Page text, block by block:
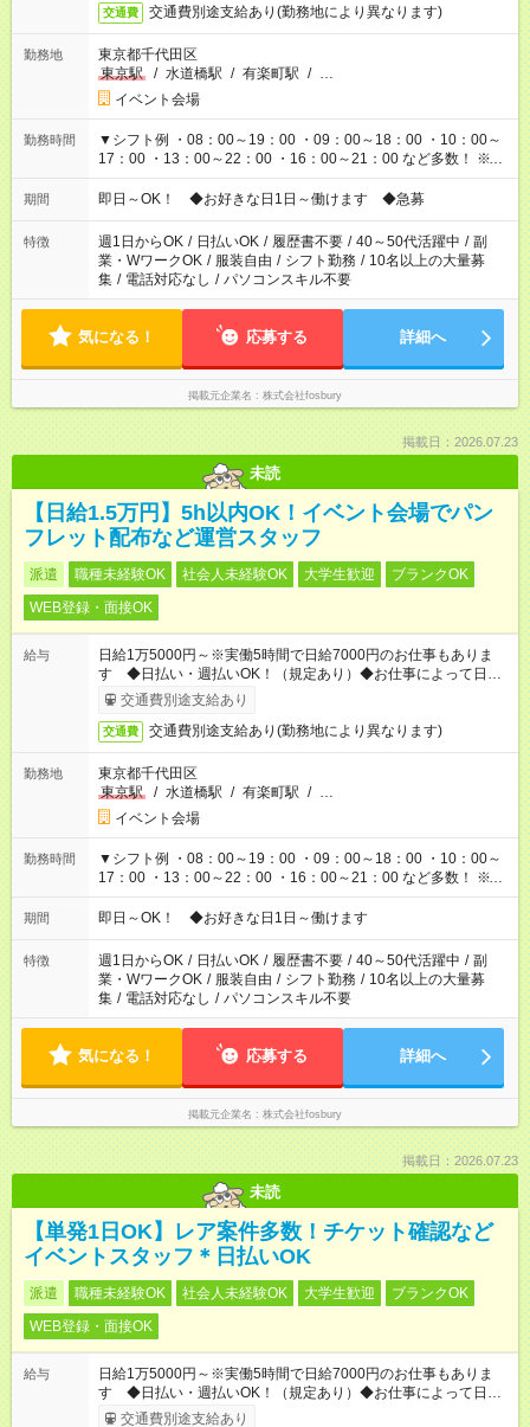
交通費 交通費別途支給あり(勤務地により異なります)
勤務地
東京都千代田区
東京駅
/ 水道橋駅 / 有楽町駅 / …
イベント会場
勤務時間
▼シフト例 ・08：00～19：00 ・09：00～18：00 ・10：00～
17：00 ・13：00～22：00 ・16：00～21：00 など多数！ ※お
仕事により勤務時間が異なります
期間 即日～OK！ ◆お好きな日1日～働けます ◆急募
特徴 週1日からOK / 日払いOK / 履歴書不要 / 40～50代活躍中 / 副
業・WワークOK / 服装自由 / シフト勤務 / 10名以上の大量募
集 / 電話対応なし / パソコンスキル不要
気になる！ 応募する 詳細へ
掲載元企業名 株式会社fosbury
掲載日：2026.07.23
未読
【日給1.5万円】5h以内OK！イベント会場でパン
フレット配布など運営スタッフ
派遣 職種未経験OK 社会人未経験OK 大学生歓迎
ブランクOK
WEB登録・面接OK
給与
日給1万5000円～※実働5時間で日給7000円のお仕事もありま
す ◆日払い・週払いOK！（規定あり）◆お仕事によって日給も
異なります
交通費別途支給あり
交通費 交通費別途支給あり(勤務地により異なります)
勤務地
東京都千代田区
東京駅
/ 水道橋駅 / 有楽町駅 / …
イベント会場
勤務時間
▼シフト例 ・08：00～19：00 ・09：00～18：00 ・10：00～
17：00 ・13：00～22：00 ・16：00～21：00 など多数！ ※お
仕事により勤務時間が異なります
期間 即日～OK！ ◆お好きな日1日～働けます
特徴 週1日からOK / 日払いOK / 履歴書不要 / 40～50代活躍中 / 副
業・WワークOK / 服装自由 / シフト勤務 / 10名以上の大量募
集 / 電話対応なし / パソコンスキル不要
気になる！ 応募する 詳細へ
掲載元企業名 株式会社fosbury
掲載日：2026.07.23
未読
【単発1日OK】レア案件多数！チケット確認など
イベントスタッフ＊日払いOK
派遣 職種未経験OK 社会人未経験OK 大学生歓迎
ブランクOK
WEB登録・面接OK
給与
日給1万5000円～※実働5時間で日給7000円のお仕事もありま
す ◆日払い・週払いOK！（規定あり）◆お仕事によって日給も
異なります
交通費別途支給あり